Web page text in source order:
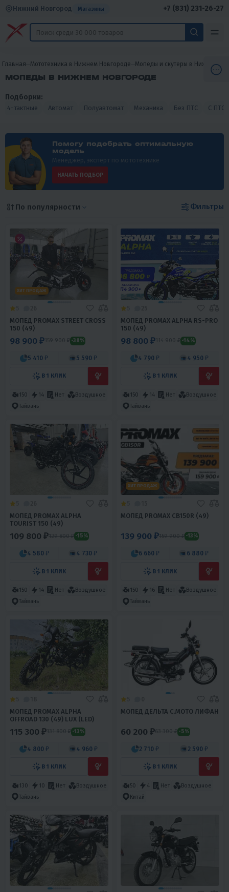
Нижний Новгород Магазины +7 (831) 231-26-27
Главная Мототехника в Нижнем Новгороде Мопеды и скутеры в Нижнем
МОПЕДЫ В НИЖНЕМ НОВГОРОДЕ
Подборки:
4-тактные Автомат Полуавтомат Механика Без ПТС С ПТС
Помогу подобрать оптимальную
модель
Менеджер, эксперт по мототехнике
НАЧАТЬ ПОДБОР
По популярности Фильтры
ХИТ ПРОДАЖ
МОПЕД PROMAX STREET CROSS
150 (49)
98 900 ₽159 900 ₽ -38%
5 410 ₽ 5 590 ₽
В 1 КЛИК
150 14 Нет
Воздушное
Тайвань
МОПЕД PROMAX ALPHA RS-PRO
150 (49)
98 800 ₽114 900 ₽ -14%
4 790 ₽ 4 950 ₽
В 1 КЛИК
150 14 Нет
Воздушное
Тайвань
МОПЕД PROMAX ALPHA
TOURIST 150 (49)
109 800 ₽129 800 ₽ -15%
4 580 ₽ 4 730 ₽
В 1 КЛИК
150 14 Нет
Воздушное
Тайвань
ХИТ ПРОДАЖ
МОПЕД PROMAX CB150R (49)
139 900 ₽159 900 ₽ -13%
6 660 ₽ 6 880 ₽
В 1 КЛИК
150 16 Нет
Воздушное
Тайвань
МОПЕД PROMAX ALPHA
OFFROAD 130 (49) LUX (LED)
115 300 ₽131 800 ₽ -13%
4 800 ₽ 4 960 ₽
В 1 КЛИК
130 10 Нет
Воздушное
Тайвань
МОПЕД ДЕЛЬТА С.МОТО ЛИФАН
60 200 ₽63 300 ₽ -5%
2 710 ₽ 2 590 ₽
В 1 КЛИК
50 4 Нет
Воздушное
Китай